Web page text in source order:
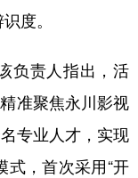
度。
负责人指出，活
准聚焦永川影视
专业人才，实现
式，首次采用“开